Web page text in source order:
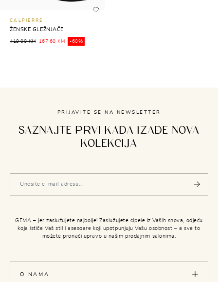
CALPIERRE
ŽENSKE GLEŽNJAČE
419,00 KM 167,60 KM -60%
PRIJAVITE SE NA NEWSLETTER
SAZNAJTE PRVI KADA IZAĐE NOVA
KOLEKCIJA
GEMA – jer zaslužujete najbolje! Zaslužujete cipele iz Vaših snova, odjeću
koja ističe Vaš stil i asesoare koji upotpunjuju Vašu osobnost – a sve to
možete pronaći upravo u našim prodajnim salonima.
O NAMA